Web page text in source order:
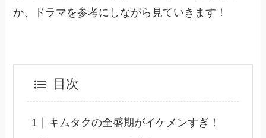
か、ドラマを参考にしながら見ていきます！
目次
キムタクの全盛期がイケメンすぎ！